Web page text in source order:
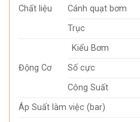
Chất liệu
Cánh quạt bơm
Trục
Động Cơ
Kiểu Bơm
Số cực
Công Suất
Áp Suất làm việc (bar)